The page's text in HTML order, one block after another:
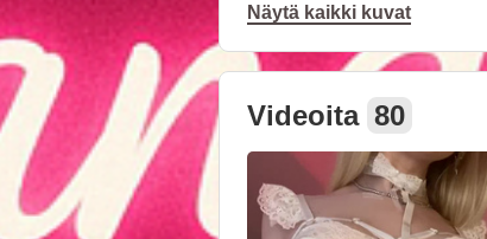
Näytä kaikki kuvat
Videoita 80